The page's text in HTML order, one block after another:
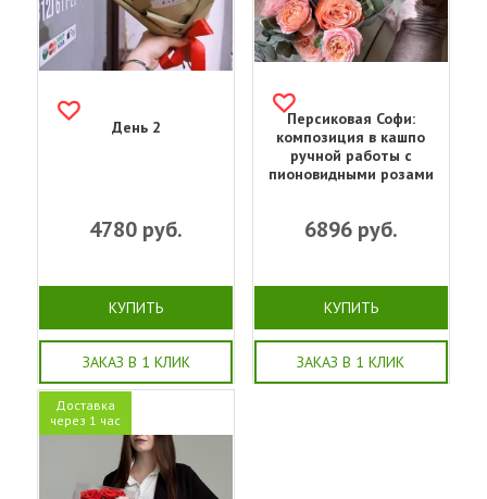
День 2
4780 руб.
КУПИТЬ
ЗАКАЗ В 1 КЛИК
Персиковая Софи:
композиция в кашпо
ручной работы с
пионовидными розами
6896руб.
КУПИТЬ
ЗАКАЗ В 1 КЛИК
Доставка
через 1 час